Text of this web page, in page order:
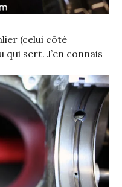
(celui côté
sert. J’en connais